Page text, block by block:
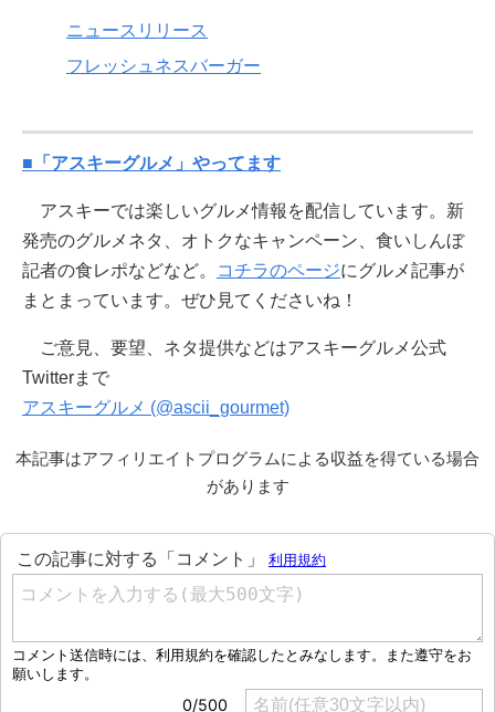
ニュースリリース
フレッシュネスバーガー
■「アスキーグルメ」やってます
アスキーでは楽しいグルメ情報を配信しています。新
発売のグルメネタ、オトクなキャンペーン、食いしんぼ
記者の食レポなどなど。
コチラのページにグルメ記事が
まとまっています。ぜひ見てくださいね！
ご意見、要望、ネタ提供などはアスキーグルメ公式
Twitterまで
アスキーグルメ (@ascii_gourmet)
本記事はアフィリエイトプログラムによる収益を得ている場合
があります